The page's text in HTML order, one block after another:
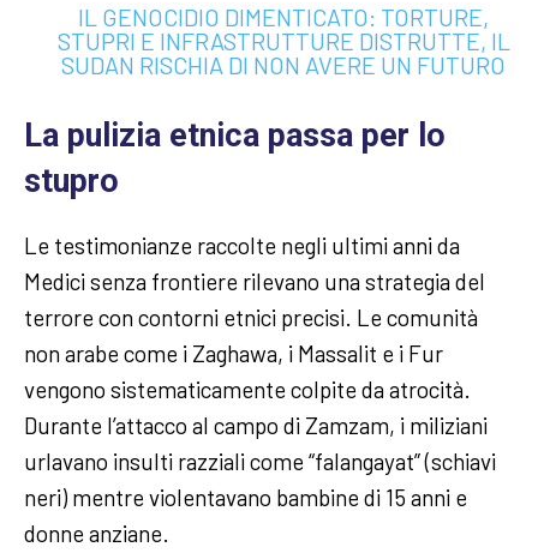
IL GENOCIDIO DIMENTICATO: TORTURE,
STUPRI E INFRASTRUTTURE DISTRUTTE, IL
SUDAN RISCHIA DI NON AVERE UN FUTURO
La pulizia etnica passa per lo
stupro
Le testimonianze raccolte negli ultimi anni da
Medici senza frontiere rilevano una strategia del
terrore con contorni etnici precisi. Le comunità
non arabe come i Zaghawa, i Massalit e i Fur
vengono sistematicamente colpite da atrocità.
Durante l’attacco al campo di Zamzam, i miliziani
urlavano insulti razziali come “falangayat” (schiavi
neri) mentre violentavano bambine di 15 anni e
donne anziane.